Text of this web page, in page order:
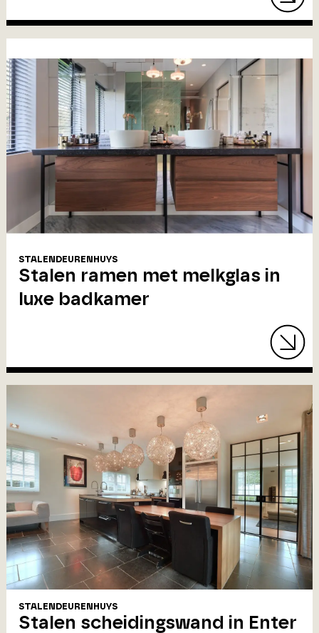
STALENDEURENHUYS
Stalen ramen met melkglas in
luxe badkamer
STALENDEURENHUYS
Stalen scheidingswand in Enter